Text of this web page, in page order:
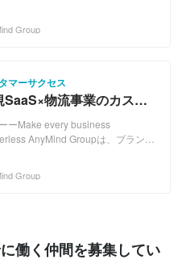
ース事業部
さい
anymindgroup.com/ja/news/
Groupの事業部 ◆D2Cソリュー
ズ事業部 AnyFactory AnyShop
ーマーケティ
AnyTag ◆クリエイターグロ
AnyCreator ◆デジタルマーケ
ース事業部
、世界13市場17拠点に提供するテ
百万米ドル（約68.6億円）の資金
しています。 代表の十河はForbes
の「日本の起業家ランキング
で"日本の起業家TOP20"に選出さ
ます。 *note:
ンズ事業部 AnyFactory AnyShop
ーマーケティ
Group
マーサクセス
SaaS×物流事業のカスタ
サクセス立ち上げメンバ
集！
ーMake every business
AnyMind Groupは、ブランド
、世界13市場17拠点に提供するテ
達しています。 代表の十河はForbes
の「日本の起業家ランキング
Group
働く仲間を募集してい